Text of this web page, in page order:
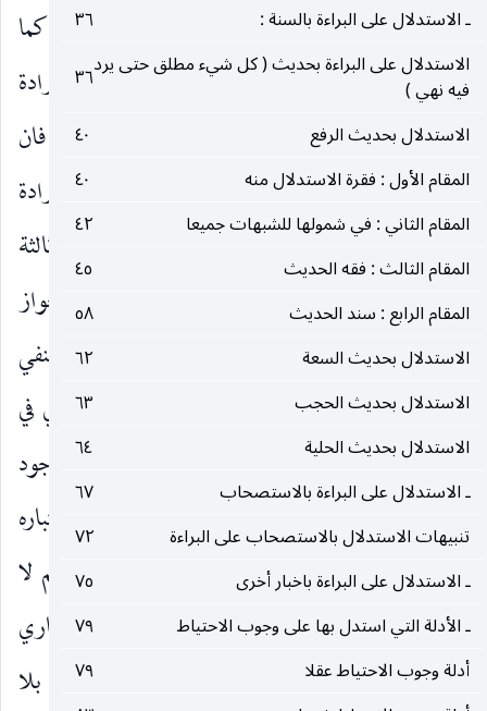
ـ الاستدلال على البراءة بالسنة :
٣٦
الاستدلال على البراءة بحديث ( كل شيء مطلق حتى يرد
فيه نهي )
٣٦
الاستدلال بحديث الرفع
٤٠
المقام الأول : فقرة الاستدلال منه
٤٠
المقام الثاني : في شمولها للشبهات جميعا
٤٢
المقام الثالث : فقه الحديث
٤٥
المقام الرابع : سند الحديث
٥٨
الاستدلال بحديث السعة
٦٢
الاستدلال بحديث الحجب
٦٣
الاستدلال بحديث الحلية
٦٤
ـ الاستدلال على البراءة بالاستصحاب
٦٧
تنبيهات الاستدلال بالاستصحاب على البراءة
٧٢
ـ الاستدلال على البراءة باخبار أخرى
٧٥
ـ الأدلة التي استدل بها على وجوب الاحتياط
٧٩
أدلة وجوب الاحتياط عقلا
٧٩
وتوضيح ذلك :ان الحكم قد يكون بذاته ضرريا كما
في لزوم البيع الغبني وقد يكون ضرريا بتوسط إرادة
مقهورة للحكم كما في ضررية وجوب الوضوء فان
الضرر وإن كان في طول إرادة الوضوء إلاّ انها إرادة
مقهورة ومن هنا يكون الحكم بالوجوب ضرريا ، وثالثة
يكون ضرريا بتوسط إرادة غير مقهورة كما في جواز
الدخول إلى حائط الأنصاري بلا استئذان. ولا ضرر ينفي
الأقسام الثلاثة للضرر معا أي حتى الحكم الضرري في
المورد الثالث باعتبار ما تقدم من ان لا ضرر ينفي الوجود
الاستساغي للضرر أو ينطبق على الجواز المذكور باعتباره
سببا له ولو عرفا ، إلاّ ان هذا المقدار من نفي الحكم لا
يكفي لمنع سمرة بن جندب عن عدم الإضرار بالأنصاري
في دخوله إذا كان عاصيا لهذا الحكم وأراد الدخول بلا